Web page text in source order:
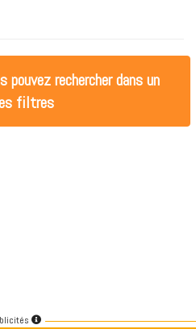
pouvez rechercher dans un
filtres